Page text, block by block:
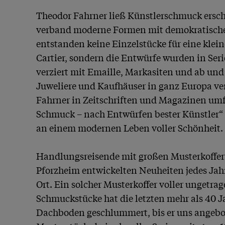
Theodor Fahrner ließ Künstlerschmuck
verband moderne Formen mit
entstanden keine Einzelstücke für eine
Cartier, sondern die Entwürfe wurden in
verziert mit Emaille, Markasiten und ab
Juweliere und Kaufhäuser in ganz Europa
Fahrner in Zeitschriften und Magazinen
Schmuck – nach Entwürfen bester
an einem modernen Leben voller Schönheit.
Handlungsreisende mit großen
Pforzheim entwickelten Neuheiten jedes
Ort. Ein solcher Musterkoffer voller
Schmuckstücke hat die letzten mehr als 40
Dachboden geschlummert, bis er uns